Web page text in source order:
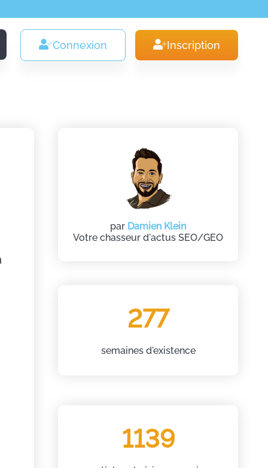
Connexion Inscription
par Damien Klein
Votre chasseur d'actus SEO/GEO
277
semaines d'existence
1139